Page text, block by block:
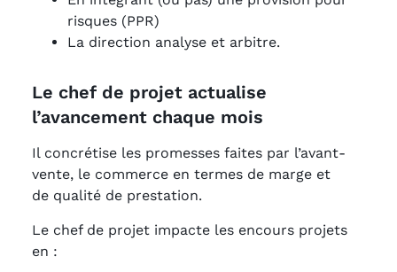
risques (PPR)
La direction analyse et arbitre.
Le chef de projet actualise
l’avancement chaque mois
Il concrétise les promesses faites par l’avant-
vente, le commerce en termes de marge et
de qualité de prestation.
Le chef de projet impacte les encours projets
en :